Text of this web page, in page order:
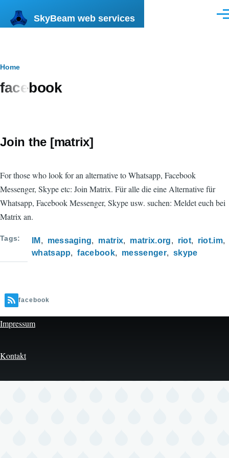
SkyBeam web services
Breadcrumb
Home
facebook
Join the [matrix]
For those who look for an alternative to Whatsapp, Facebook
Messenger, Skype etc: Join Matrix. Für alle die eine Alternative für
Whatsapp, Facebook Messenger, Skype usw. suchen: Meldet euch bei
Matrix an.
Tags IM messaging matrix matrix.org riot
riot.im
whatsapp
facebook messenger skype
facebook
Impressum
Kontakt